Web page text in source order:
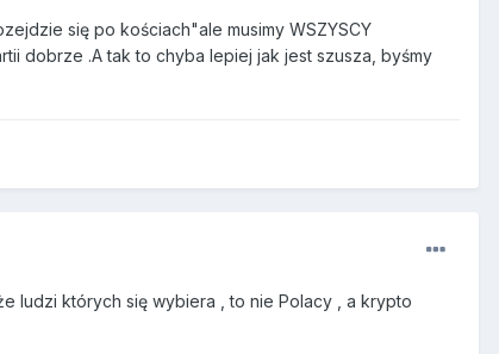
się po kościach"ale musimy WSZYSCY
dobrze .A tak to chyba lepiej jak jest szusza, byśmy
ludzi których się wybiera , to nie Polacy , a krypto